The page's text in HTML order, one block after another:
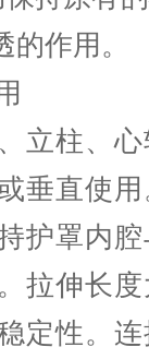
作用。
立柱、
垂直使
护罩内
拉伸长
定性。